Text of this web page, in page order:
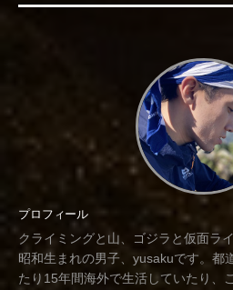
プロフィール
クライミングと山、ゴジラと仮面ラ
昭和生まれの男子、yusakuです。都
たり15年間海外で生活していたり、